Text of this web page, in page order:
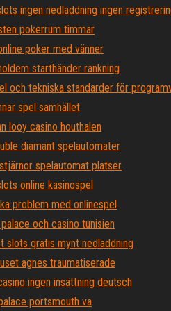
ingen nedladdning ingen
pokerrum timmar
poker med vänner
starthänder rankning
och tekniska standarder för
spel samhället
looy casino houthalen
diamant spelautomater
spelautomat platser
online kasinospel
problem med onlinespel
och casino tunisien
slots gratis mynt nedladdning
agnes traumatiserade
ingen insättning deutsch
portsmouth va